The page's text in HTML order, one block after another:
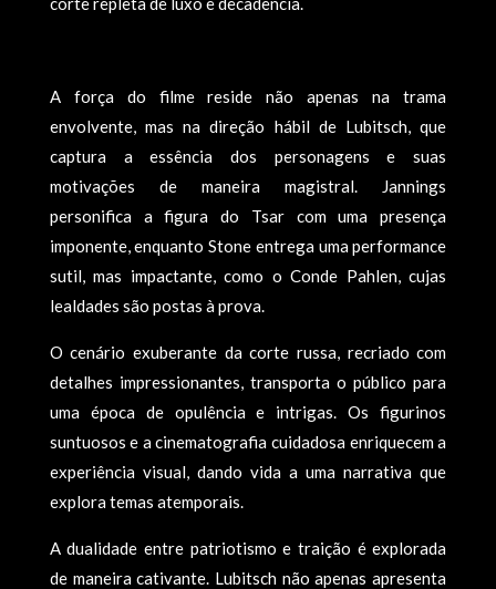
A força do filme reside não apenas na trama
envolvente, mas na direção hábil de Lubitsch, que
captura a essência dos personagens e suas
motivações de maneira magistral. Jannings
personifica a figura do Tsar com uma presença
imponente, enquanto Stone entrega uma performance
sutil, mas impactante, como o Conde Pahlen, cujas
lealdades são postas à prova.
O cenário exuberante da corte russa, recriado com
detalhes impressionantes, transporta o público para
uma época de opulência e intrigas. Os figurinos
suntuosos e a cinematografia cuidadosa enriquecem a
experiência visual, dando vida a uma narrativa que
explora temas atemporais.
A dualidade entre patriotismo e traição é explorada
de maneira cativante. Lubitsch não apenas apresenta